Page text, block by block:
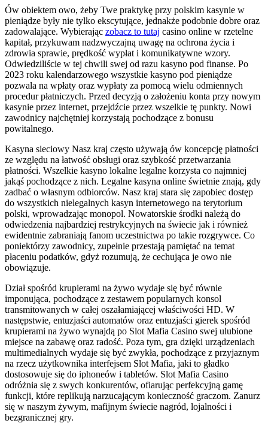
Ów obiektem owo, żeby Twe praktykę przy polskim kasynie w
pieniądze były nie tylko ekscytujące, jednakże podobnie dobre oraz
zadowalające. Wybierając zobacz to tutaj casino online w rzetelne
kapitał, przykuwam nadzwyczajną uwagę na ochrona życia i
zdrowia sprawie, prędkość wypłat i komunikatywne wzory.
Odwiedziliście w tej chwili swej od razu kasyno pod finanse. Po
2023 roku kalendarzowego wszystkie kasyno pod pieniądze
pozwala na wpłaty oraz wypłaty za pomocą wielu odmiennych
procedur płatniczych. Przed decyzją o założeniu konta przy nowym
kasynie przez internet, przejdźcie przez wszelkie tę punkty. Nowi
zawodnicy najchętniej korzystają pochodzące z bonusu
powitalnego.
Kasyna sieciowy Nasz kraj często używają ów koncepcję płatności
ze względu na łatwość obsługi oraz szybkość przetwarzania
płatności. Wszelkie kasyno lokalne legalne korzysta co najmniej
jakąś pochodzące z nich. Legalne kasyna online świetnie znają, gdy
zadbać o własnym odbiorców. Nasz kraj stara się zapobiec dostęp
do wszystkich nielegalnych kasyn internetowego na terytorium
polski, wprowadzając monopol. Nowatorskie środki należą do
odwiedzenia najbardziej restrykcyjnych na świecie jak i również
ewidentnie zabraniają fanom uczestnictwa po takie rozgrywce. Co
poniektórzy zawodnicy, zupełnie przestają pamiętać na temat
płaceniu podatków, gdyż rozumują, że cechująca je owo nie
obowiązuje.
Dział spośród krupierami na żywo wydaje się być równie
imponująca, pochodzące z zestawem popularnych konsol
transmitowanych w całej oszałamiającej właściwości HD. W
następstwie, entuzjaści automatów oraz entuzjaści gierek spośród
krupierami na żywo wynajdą po Slot Mafia Casino swej ulubione
miejsce na zabawę oraz radość. Poza tym, gra dzięki urządzeniach
multimedialnych wydaje się być zwykła, pochodzące z przyjaznym
na rzecz użytkownika interfejsem Slot Mafia, jaki to gładko
dostosowuje się do iphoneów i tabletów. Slot Mafia Casino
odróżnia się z swych konkurentów, ofiarując perfekcyjną gamę
funkcji, które replikują narzucającym konieczność graczom. Zanurz
się w naszym żywym, mafijnym świecie nagród, lojalności i
bezgranicznej gry.